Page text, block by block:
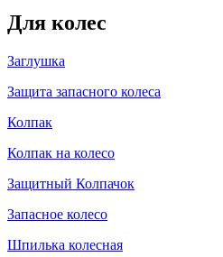
Для колес
Заглушка
Защита запасного колеса
Колпак
Колпак на колесо
Защитный Колпачок
Запасное колесо
Шпилька колесная